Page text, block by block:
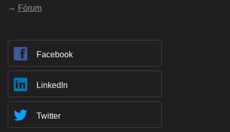
Fórum
Facebook
LinkedIn
Twitter